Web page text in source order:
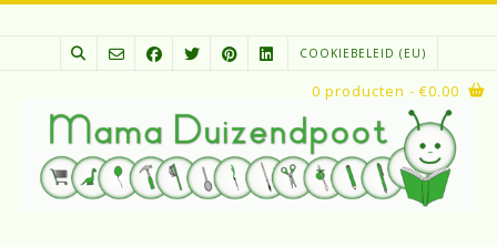
Spring
COOKIEBELEID (EU)
0 producten - €0.00